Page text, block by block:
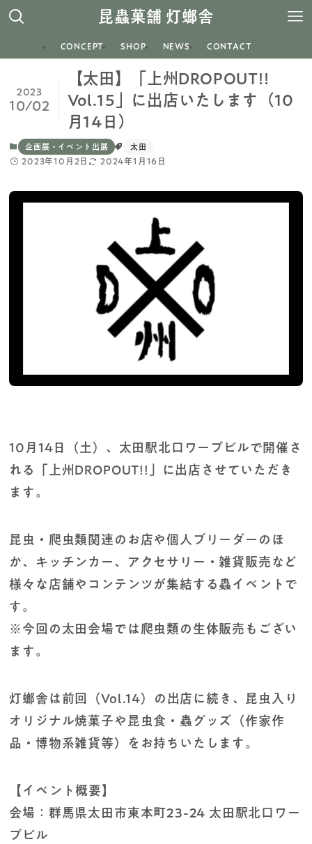
昆蟲菓舗 灯螂舎
CONCEPT SHOP NEWS CONTACT
【太田】「上州DROPOUT!!
Vol.15」に出店いたします（10
月14日）
2023
10/02
企画展・イベント出展 太田
2023年10月2日 2024年1月16日
10月14日（土）、太田駅北口ワープビルで開催さ
れる「上州DROPOUT!!」に出店させていただき
ます。
昆虫・爬虫類関連のお店や個人ブリーダーのほ
か、キッチンカー、アクセサリー・雑貨販売など
様々な店舗やコンテンツが集結する蟲イベントで
す。
※今回の太田会場では爬虫類の生体販売もござい
ます。
灯螂舎は前回（Vol.14）の出店に続き、昆虫入り
オリジナル焼菓子や昆虫食・蟲グッズ（作家作
品・博物系雑貨等）をお持ちいたします。
【イベント概要】
会場：群馬県太田市東本町23-24 太田駅北口ワー
プビル